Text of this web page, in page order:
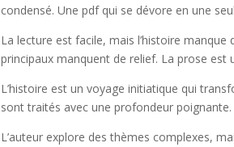
condensé. Une pdf qui se dévore en une
La lecture est facile, mais l’histoire
principaux manquent de relief. La prose
L’histoire est un voyage initiatique qui
sont traités avec une profondeur
L’auteur explore des thèmes complexes,